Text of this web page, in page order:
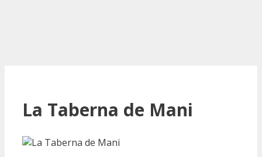
La Taberna de Mani